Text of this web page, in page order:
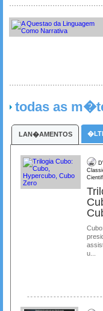
todas as
LAN�AMENTOS
u...